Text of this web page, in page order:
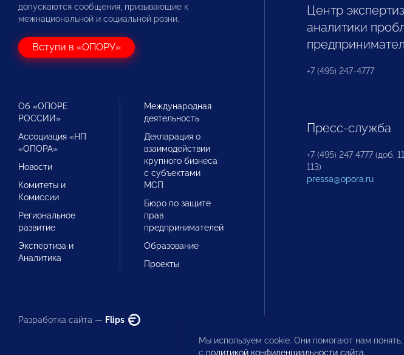
допускаются сообщения, призывающие к
межнациональной и социальной розни.
Вступи в «ОПОРУ»
Об «ОПОРЕ
РОССИИ»
Ассоциация «НП
«ОПОРА»
Новости
Комитеты и
Комиссии
Региональное
развитие
Экспертиза и
Аналитика
Международная
деятельность
Декларация о
взаимодействии
крупного бизнеса
с субъектами
МСП
Бюро по защите
прав
предпринимателей
Образование
Проекты
Разработка сайта — Flips
Центр
аналитики
+7 (495) 247-4777
Пресс-служба
+7 (495) 247 4777 (доб.
113)
pressa@opora.ru
Мы используем cookie. Они помогают нам
с политикой конфиденциальности сайта.